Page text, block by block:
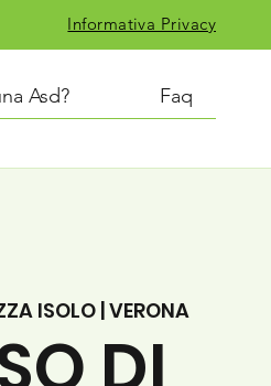
Informativa Privacy
Asd? Faq
ISOLO | VERONA